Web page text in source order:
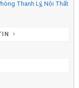
Thanh Lý, Nội Thất